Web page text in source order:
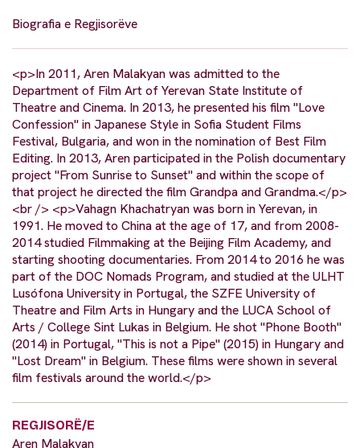
Biografia e Regjisorëve
<p>In 2011, Aren Malakyan was admitted to the
Department of Film Art of Yerevan State Institute of
Theatre and Cinema. In 2013, he presented his film "Love
Confession" in Japanese Style in Sofia Student Films
Festival, Bulgaria, and won in the nomination of Best Film
Editing. In 2013, Aren participated in the Polish documentary
project "From Sunrise to Sunset" and within the scope of
that project he directed the film Grandpa and Grandma.</p>
<br /> <p>Vahagn Khachatryan was born in Yerevan, in
1991. He moved to China at the age of 17, and from 2008-
2014 studied Filmmaking at the Beijing Film Academy, and
starting shooting documentaries. From 2014 to 2016 he was
part of the DOC Nomads Program, and studied at the ULHT
Lusófona University in Portugal, the SZFE University of
Theatre and Film Arts in Hungary and the LUCA School of
Arts / College Sint Lukas in Belgium. He shot "Phone Booth"
(2014) in Portugal, "This is not a Pipe" (2015) in Hungary and
"Lost Dream" in Belgium. These films were shown in several
film festivals around the world.</p>
REGJISORË/E
Aren Malakyan